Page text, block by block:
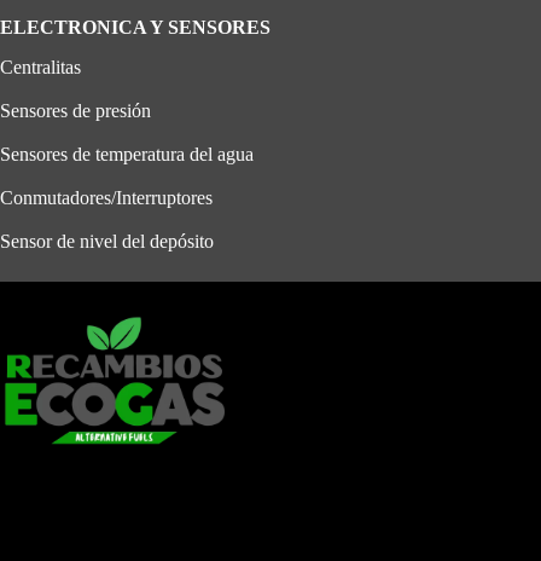
ELECTRONICA Y SENSORES
Centralitas
Sensores de presión
Sensores de temperatura del agua
Conmutadores/Interruptores
Sensor de nivel del depósito